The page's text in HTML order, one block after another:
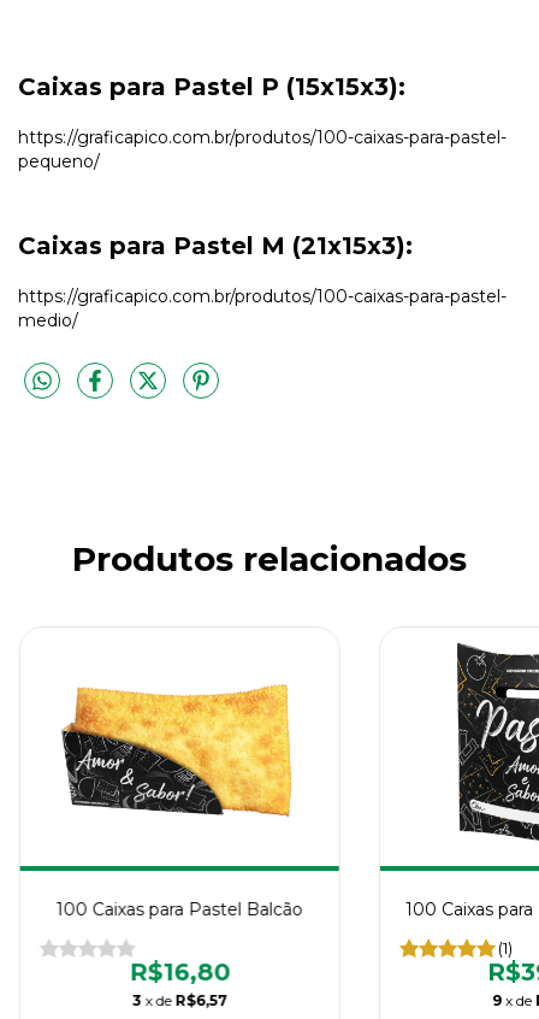
Caixas para Pastel P (15x15x3):
https://graficapico.com.br/produtos/100-caixas-para-pastel-
pequeno/
Caixas para Pastel M (21x15x3):
https://graficapico.com.br/produtos/100-caixas-para-pastel-
medio/
Produtos relacionados
100 Caixas para Pastel Balcão
R$16,80
3 x de R$6,57
100 Caixas
(1)
9 x de